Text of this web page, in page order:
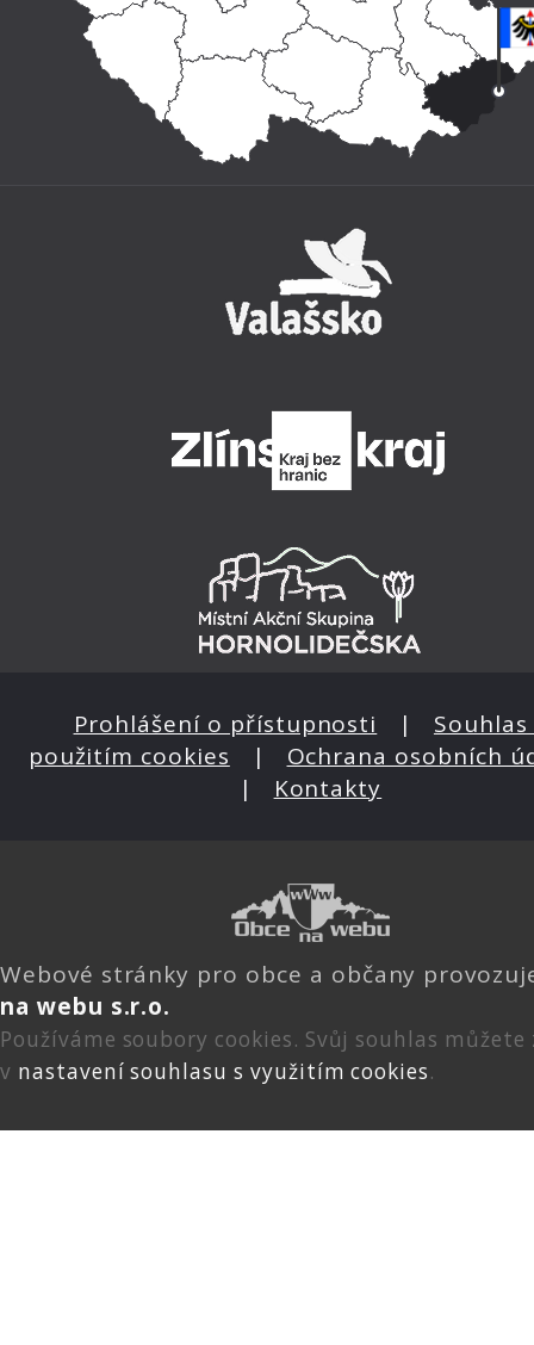
Prohlášení o přístupnosti | Souhlas
použitím cookies | Ochrana osobních
| Kontakty
Webové stránky pro obce a občany
na webu s.r.o.
Používáme soubory cookies. Svůj souhlas
v nastavení souhlasu s využitím cookies.